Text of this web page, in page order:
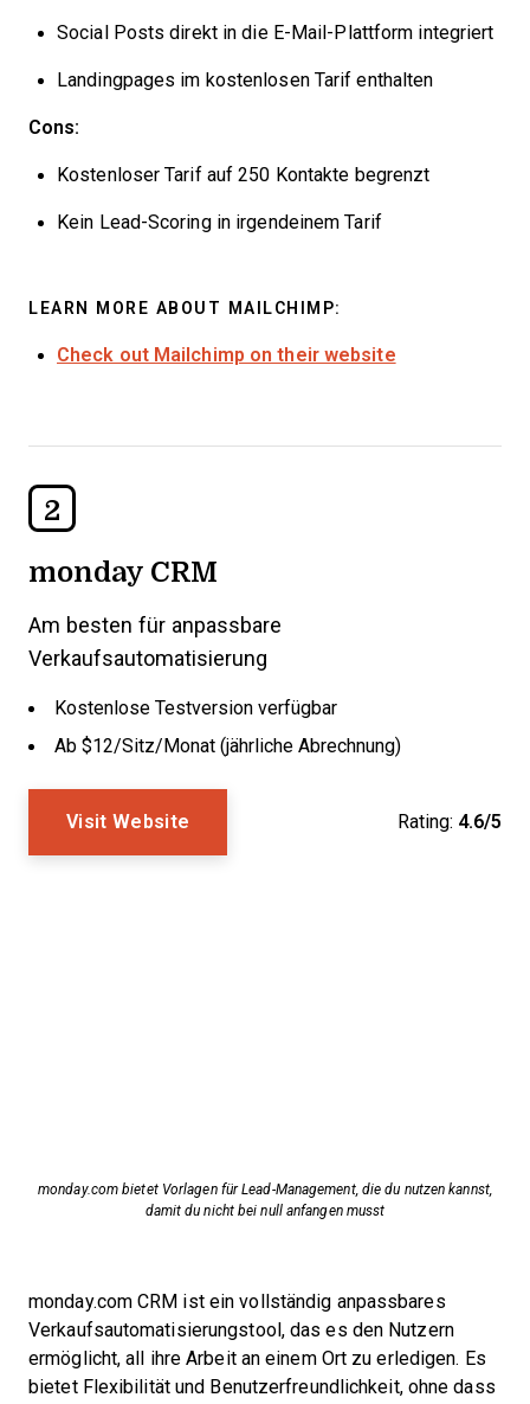
Social Posts direkt in die E-Mail-Plattform integriert
Landingpages im kostenlosen Tarif enthalten
Cons:
Kostenloser Tarif auf 250 Kontakte begrenzt
Kein Lead-Scoring in irgendeinem Tarif
LEARN MORE ABOUT MAILCHIMP:
Check out Mailchimp on their website
2
monday CRM
Am besten für anpassbare
Verkaufsautomatisierung
Kostenlose Testversion verfügbar
Ab $12/Sitz/Monat (jährliche Abrechnung)
Visit Website Rating: 4.6/5
monday.com bietet Vorlagen für Lead-Management, die du nutzen kannst,
damit du nicht bei null anfangen musst
monday.com CRM ist ein vollständig anpassbares
Verkaufsautomatisierungstool, das es den Nutzern
ermöglicht, all ihre Arbeit an einem Ort zu erledigen. Es
bietet Flexibilität und Benutzerfreundlichkeit, ohne dass